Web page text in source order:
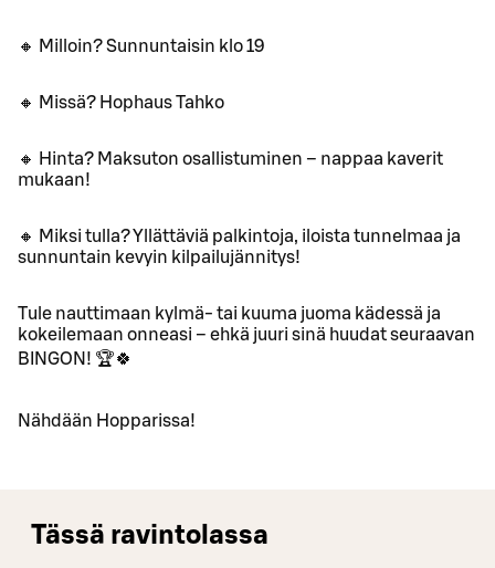
🔸 Milloin? Sunnuntaisin klo 19
🔸 Missä? Hophaus Tahko
🔸 Hinta? Maksuton osallistuminen – nappaa kaverit
mukaan!
🔸 Miksi tulla? Yllättäviä palkintoja, iloista tunnelmaa ja
sunnuntain kevyin kilpailujännitys!
Tule nauttimaan kylmä- tai kuuma juoma kädessä ja
kokeilemaan onneasi – ehkä juuri sinä huudat seuraavan
BINGON! 🏆🍀
Nähdään Hopparissa!
Tässä ravintolassa